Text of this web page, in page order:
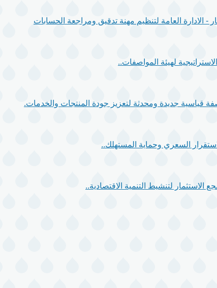
- الادارة العامة لتنظيم مهنة تدقيق ومراجعة الحسابات
لهيئة المواصفات..
السعري وحماية المستهلك..
لتنشيط التنمية الاقتصادية..